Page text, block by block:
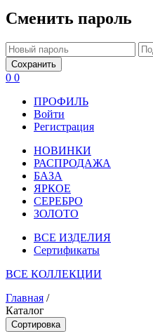
Сменить пароль
Сохранить
0 0
ПРОФИЛЬ
Войти
Регистрация
НОВИНКИ
РАСПРОДАЖА
БАЗА
ЯРКОЕ
СЕРЕБРО
ЗОЛОТО
ВСЕ ИЗДЕЛИЯ
Сертификаты
ВСЕ КОЛЛЕКЦИИ
Главная /
Каталог
Сортировка